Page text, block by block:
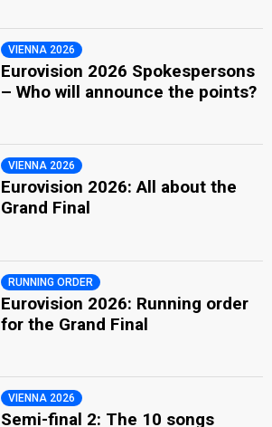
VIENNA 2026
Eurovision 2026 Spokespersons
– Who will announce the points?
VIENNA 2026
Eurovision 2026: All about the
Grand Final
RUNNING ORDER
Eurovision 2026: Running order
for the Grand Final
VIENNA 2026
Semi-final 2: The 10 songs